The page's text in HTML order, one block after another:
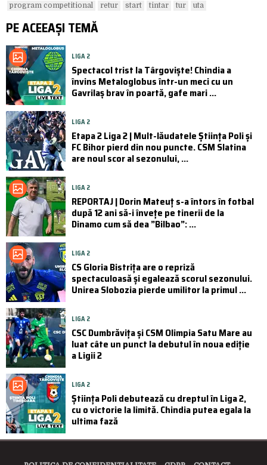
program competitional
retur start tintar tur uta
PE ACEEAȘI TEMĂ
LIGA 2
Spectacol trist la Târgoviște! Chindia a
învins Metaloglobus într-un meci cu un
Gavrilaș brav în poartă, gafe mari ...
LIGA 2
Etapa 2 Liga 2 | Mult-lăudatele Știința Poli și
FC Bihor pierd din nou puncte. CSM Slatina
are noul scor al sezonului, ...
LIGA 2
REPORTAJ | Dorin Mateuț s-a întors în fotbal
după 12 ani să-i învețe pe tinerii de la
Dinamo cum să dea ”Bilbao”: ...
LIGA 2
CS Gloria Bistrița are o repriză
spectaculoasă și egalează scorul sezonului.
Unirea Slobozia pierde umilitor la primul ...
LIGA 2
CSC Dumbrăvița și CSM Olimpia Satu Mare au
luat câte un punct la debutul în noua ediție
a Ligii 2
LIGA 2
Știința Poli debutează cu dreptul în Liga 2,
cu o victorie la limită. Chindia putea egala la
ultima fază